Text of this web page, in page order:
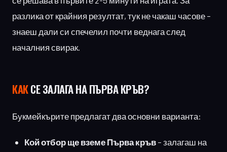
разлика от крайния резултат, тук не чакаш часове –
знаеш дали си спечелил почти веднага след
началния свирак.
КАКСЕ ЗАЛАГА НА ПЪРВА КРЪВ?
Букмейкърите предлагат два основни варианта:
Кой отбор ще вземе Първа кръв – залагаш на